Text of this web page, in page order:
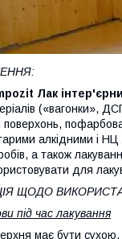
Лак
(«вагонки»,
алкідними і
а також
для
ЩОДО
під час лакування
має бути сухою,